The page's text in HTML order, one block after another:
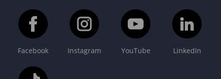
Facebook Instagram YouTube LinkedIn